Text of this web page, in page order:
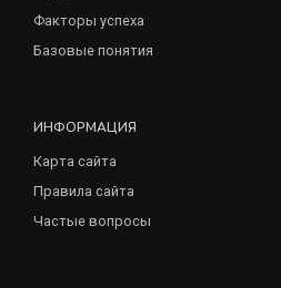
Факторы успеха
Базовые понятия
ИНФОРМАЦИЯ
Карта сайта
Правила сайта
Частые вопросы